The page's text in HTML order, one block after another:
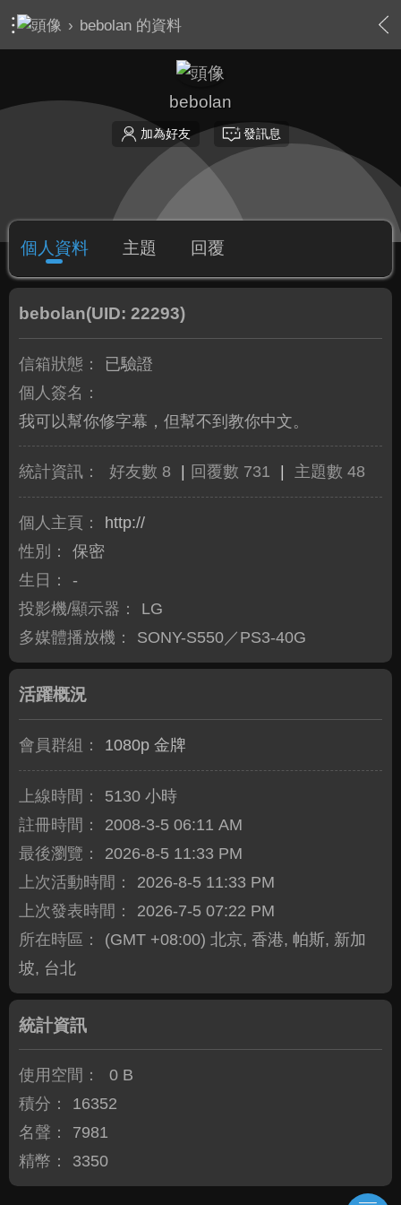
› bebolan 的資料
bebolan
加為好友 發訊息
個人資料 主題 回覆
bebolan(UID: 22293)
信箱狀態：
已驗證
個人簽名：
我可以幫你修字幕，但幫不到教你中文。
統計資訊： 好友數 8 回覆數 731 主題數 48
個人主頁：
http://
性別：
保密
生日：
-
投影機/顯示器：
LG
多媒體播放機：
SONY-S550／PS3-40G
活躍概況
會員群組： 1080p 金牌
上線時間：
5130 小時
註冊時間：
2008-3-5 06:11 AM
最後瀏覽：
2026-8-5 11:33 PM
上次活動時間：
2026-8-5 11:33 PM
上次發表時間：
2026-7-5 07:22 PM
所在時區：
(GMT +08:00) 北京, 香港, 帕斯, 新加
坡, 台北
統計資訊
使用空間：
0 B
積分：
16352
名聲：
7981
精幣：
3350